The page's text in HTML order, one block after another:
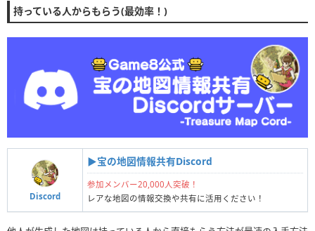
持っている人からもらう(最効率！)
Discord
▶︎宝の地図情報共有Discord
参加メンバー20,000人突破！
レアな地図の情報交換や共有に活用ください！